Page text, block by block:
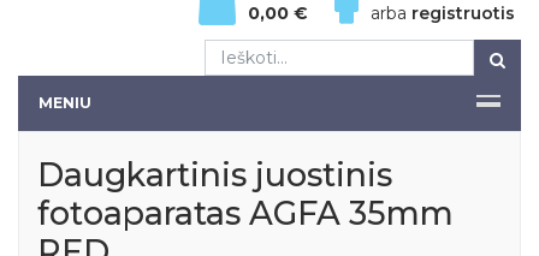
arba registruotis
0,00 €
MENIU
Daugkartinis juostinis
fotoaparatas AGFA 35mm